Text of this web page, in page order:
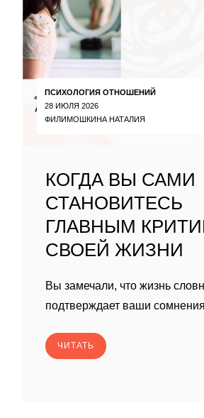
ПСИХОЛОГИЯ ОТНОШЕНИЙ
28 ИЮЛЯ 2026
ФИЛИМОШКИНА НАТАЛИЯ
КОГДА ВЫ САМИ
СТАНОВИТЕСЬ
ГЛАВНЫМ
СВОЕЙ ЖИЗНИ
Вы замечали, что жизнь
подтверждает ваши
ЧИТАТЬ